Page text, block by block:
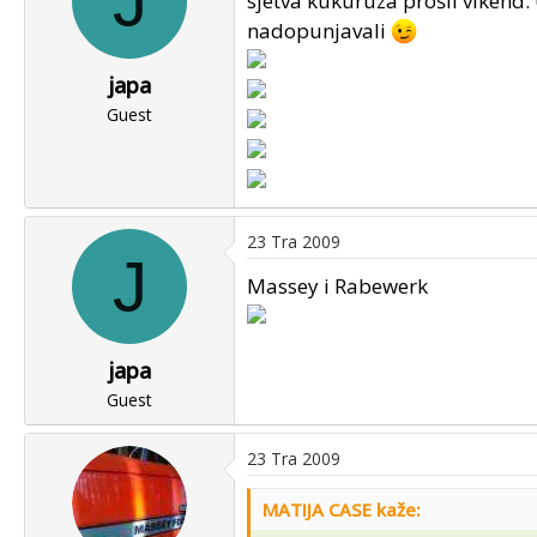
japa
Guest
nadopunjavali
J
japa
Guest
23 Tra 2009
Massey i Rabewerk
23 Tra 2009
MATIJA CASE kaže: